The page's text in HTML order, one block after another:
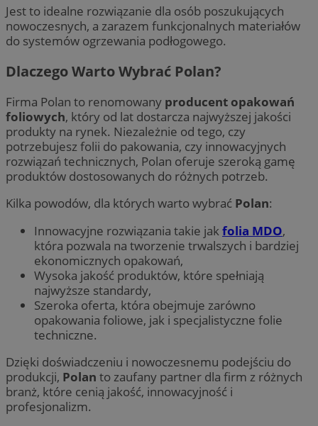
Jest to idealne rozwiązanie dla osób poszukujących
nowoczesnych, a zarazem funkcjonalnych materiałów
do systemów ogrzewania podłogowego.
Dlaczego Warto Wybrać Polan?
Firma Polan to renomowany producent opakowań
foliowych, który od lat dostarcza najwyższej jakości
produkty na rynek. Niezależnie od tego, czy
potrzebujesz folii do pakowania, czy innowacyjnych
rozwiązań technicznych, Polan oferuje szeroką gamę
produktów dostosowanych do różnych potrzeb.
Kilka powodów, dla których warto wybrać Polan:
Innowacyjne rozwiązania takie jakfolia MDO,
która pozwala na tworzenie trwalszych i bardziej
ekonomicznych opakowań,
Wysoka jakość produktów, które spełniają
najwyższe standardy,
Szeroka oferta, która obejmuje zarówno
opakowania foliowe, jak i specjalistyczne folie
techniczne.
Dzięki doświadczeniu i nowoczesnemu podejściu do
produkcji, Polan to zaufany partner dla firm z różnych
branż, które cenią jakość, innowacyjność i
profesjonalizm.